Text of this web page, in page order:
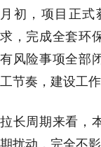
月初，项目正
求，完成全套环
有风险事项全部
工节奏，建设工作
拉长周期来看，
期扰动，完全不